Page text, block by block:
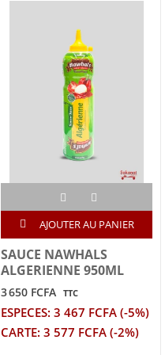
AJOUTER AU PANIER
SAUCE NAWHALS
ALGERIENNE 950ML
3 650 FCFA TTC
ESPECES: 3 467 FCFA (-5%)
CARTE: 3 577 FCFA (-2%)